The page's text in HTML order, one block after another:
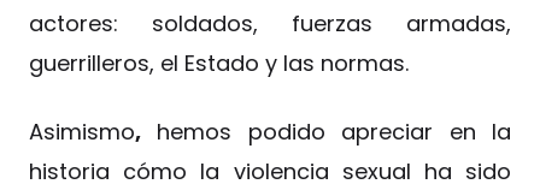
actores: soldados, fuerzas armadas,
guerrilleros, el Estado y las normas.
Asimismo, hemos podido apreciar en la
historia cómo la violencia sexual ha sido